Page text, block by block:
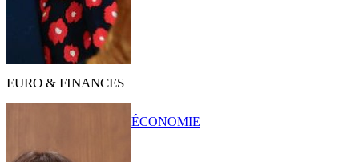
EURO & FINANCES
ÉCONOMIE